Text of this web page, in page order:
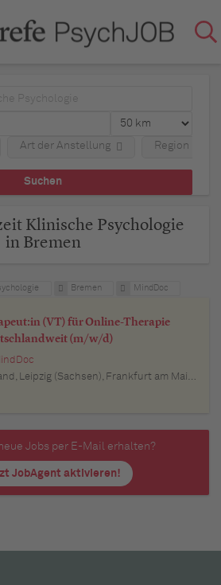
Art der Anstellung Region
Klinische Psychologie
in Bremen
Bremen MindDoc
(VT) für Online-Therapie
(m/w/d)
Thüringen, Essen (Nordrhein-Westfalen), Köln (Nordrhein-Westfalen), Bremen, Lübeck (Schleswig-Holstein), Bonn (Nordrhein-Westfalen), Trier (Rheinland-Pfalz), Dresden (Sachsen), Erfurt (Thüringen), Dortmund (Nordrhein-Westfalen), Bayern, Düsseldorf (Nordrhein-Westfalen), Kiel (Schleswig-Holstein), Münster (Nordrhein-Westfalen), Sachsen, Sachsen-Anhalt, Baden-Württemberg, Brandenburg, Bremen, Hamburg, Hessen, Mecklenburg-Vorpommern, Niedersachsen, Nordrhein-Westfalen, Rheinland-Pfalz, Saarland, Schleswig-Holstein
Jobs per E-Mail erhalten?
JobAgent aktivieren!